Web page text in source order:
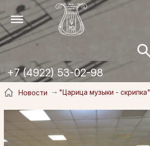
+7 (4922) 53-02-98
Новости "Царица музыки - скрипка"